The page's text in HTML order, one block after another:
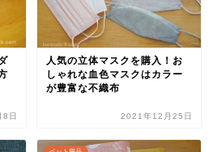
日
人気の立体マスクを購入！お
しゃれな血色マスクはカラー
が豊富な不織布
2021年12月25日